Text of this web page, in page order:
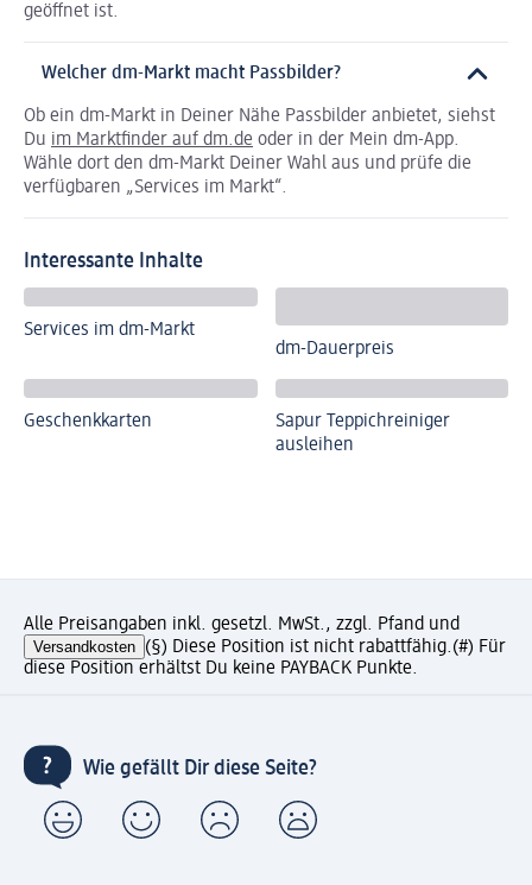
geöffnet ist.
Welcher dm-Markt macht Passbilder?
Ob ein dm-Markt in Deiner Nähe Passbilder anbietet, siehst
Du im Marktfinder auf dm.de oder in der Mein dm-App.
Wähle dort den dm-Markt Deiner Wahl aus und prüfe die
verfügbaren „Services im Markt“.
Interessante Inhalte
Services im dm-Markt
dm-Dauerpreis
Geschenkkarten
Sapur Teppichreiniger
ausleihen
Alle Preisangaben inkl. gesetzl. MwSt., zzgl. Pfand und
Versandkosten (§) Diese Position ist nicht rabattfähig.(#) Für
diese Position erhältst Du keine PAYBACK Punkte.
Wie gefällt Dir diese Seite?